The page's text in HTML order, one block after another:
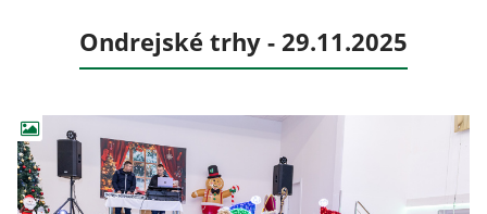
Ondrejské trhy - 29.11.2025